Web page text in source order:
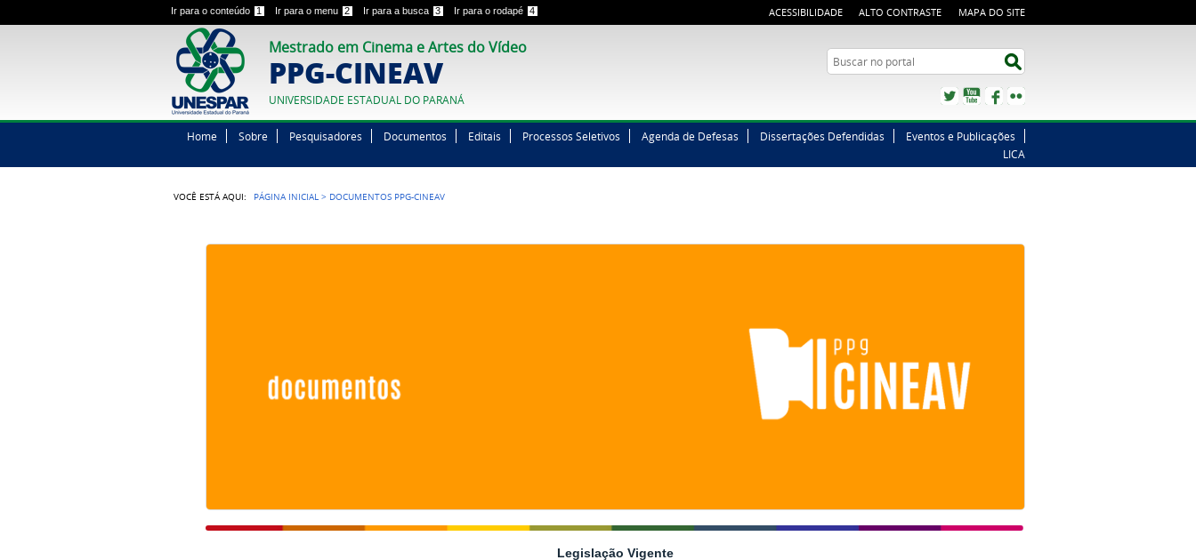
Ir para o conteúdo 1 Ir para o menu 2 Ir para a busca 3 Ir para o rodapé 4 ACESSIBILIDADE ALTO CONTRASTE MAPA DO SITE
Mestrado em Cinema e Artes do Vídeo
PPG-CINEAV
UNIVERSIDADE ESTADUAL DO PARANÁ
Buscar no portal
TwitterYouTubeFacebook
Home Sobre Pesquisadores Documentos Editais Processos Seletivos Agenda de Defesas Dissertações Defendidas
Eventos e Publicações
LICA
VOCÊ ESTÁ AQUI: PÁGINA INICIAL > DOCUMENTOS PPG-CINEAV
Legislação Vigente